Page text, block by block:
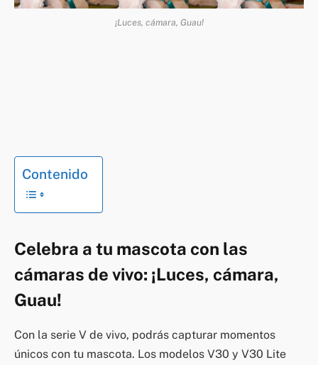
¡Luces, cámara, Guau!
Contenido
Celebra a tu mascota con las
cámaras de vivo: ¡Luces, cámara,
Guau!
Con la serie V de vivo, podrás capturar momentos
únicos con tu mascota. Los modelos V30 y V30 Lite